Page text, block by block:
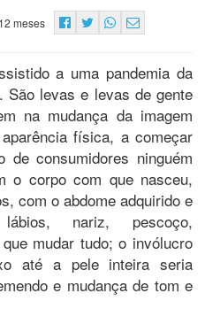
meses
a uma pandemia da
São levas e levas de gente
na mudança da imagem
física, a começar
de consumidores ninguém
o corpo com que nasceu,
com o abdome adquirido e
nariz, pescoço,
mudar tudo; o invólucro
até a pele inteira seria
e mudança de tom e